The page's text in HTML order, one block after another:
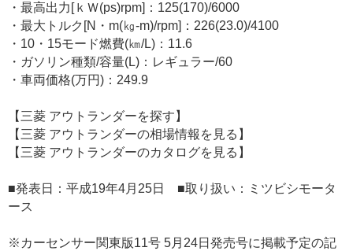
・最高出力[ｋＷ(ps)rpm]：125(170)/6000
・最大トルク[N・m(㎏-m)/rpm]：226(23.0)/4100
・10・15モード燃費(㎞/L)：11.6
・ガソリン種類/容量(L)：レギュラー/60
・車両価格(万円)：249.9
【三菱 アウトランダーを探す】
【三菱 アウトランダーの相場情報を見る】
【三菱 アウトランダーのカタログを見る】
■発表日：平成19年4月25日 ■取り扱い：ミツビシモータ
ース
※カーセンサー関東版11号 5月24日発売号に掲載予定の記